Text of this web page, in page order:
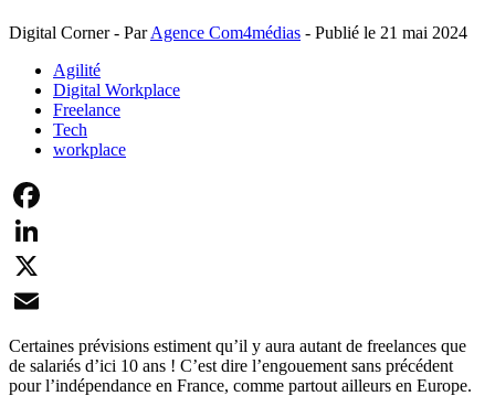
Digital Corner - ParAgence Com4médias - Publié le 21 mai 2024
Agilité
Digital Workplace
Freelance
Tech
workplace
Facebook
LinkedIn
X
Email
Certaines prévisions estiment qu’il y aura autant de freelances que
de salariés d’ici 10 ans ! C’est dire l’engouement sans précédent
pour l’indépendance en France, comme partout ailleurs en Europe.